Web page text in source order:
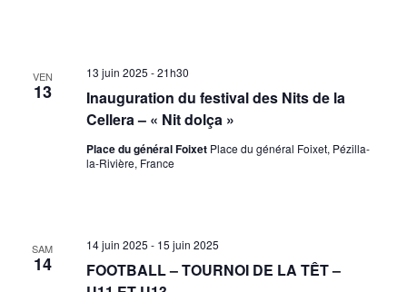
VEN
13
Inauguration du festival des Nits de la
Cellera – « Nit dolça »
13 juin 2025 - 21h30
Place du général Foixet Place du général Foixet, Pézilla-
la-Rivière, France
SAM
14
FOOTBALL – TOURNOI DE LA TÊT –
14 juin 2025 - 15 juin 2025